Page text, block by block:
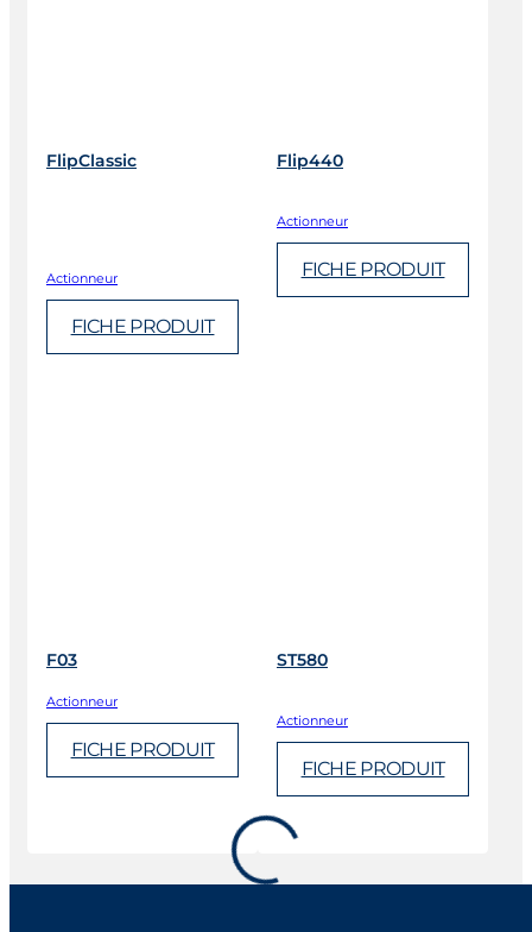
FlipClassic
Actionneur
FICHE PRODUIT
Flip440
Actionneur
FICHE PRODUIT
F03
Actionneur
FICHE PRODUIT
ST580
Actionneur
FICHE PRODUIT